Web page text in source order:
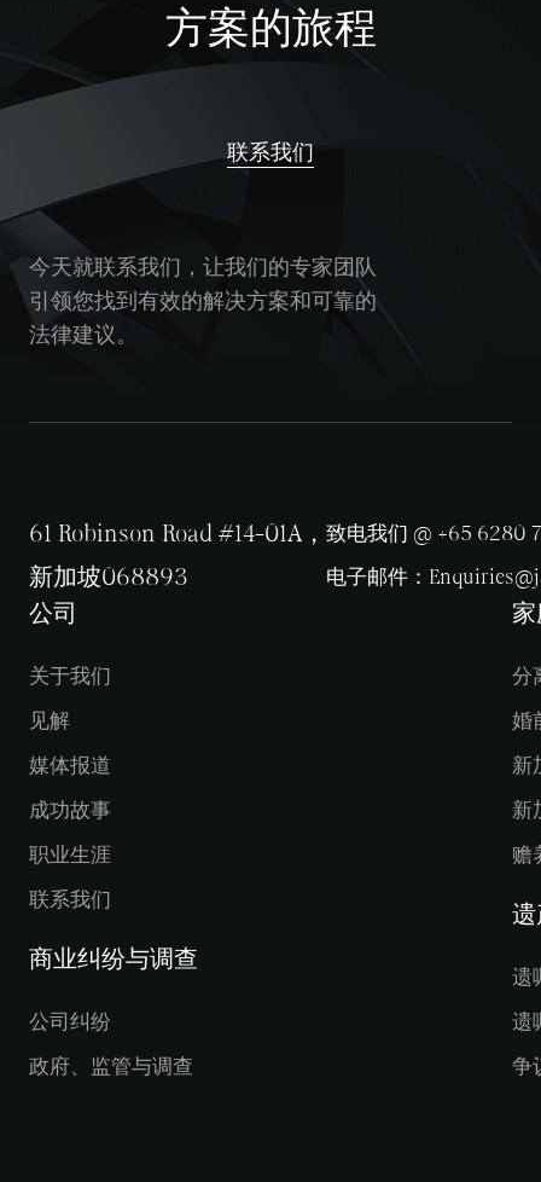
方案的旅程
联系我们
今天就联系我们，让我们的专家团队
引领您找到有效的解决方案和可靠的
法律建议。
61 Robinson Road #14-01A，
新加坡068893
致电我们 @ +65 6280
电子邮件：
公司
关于我们
见解
媒体报道
成功故事
职业生涯
联系我们
商业纠纷与调查
公司纠纷
政府、监管与调查
家
分
婚
新
新
赡
遗
遗
遗
争